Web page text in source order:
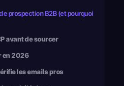
prospection B2B (et pourquoi
avant de sourcer
en 2026
les emails pros